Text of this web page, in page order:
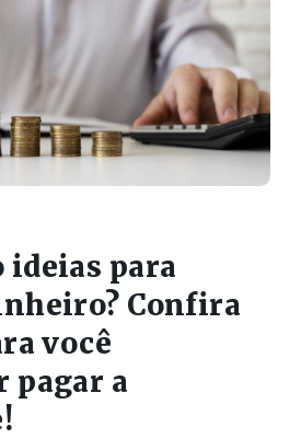
ideias para
Confira
você
pagar a